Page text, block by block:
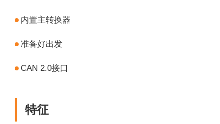
内置主转换器
准备好出发
CAN 2.0接口
特征